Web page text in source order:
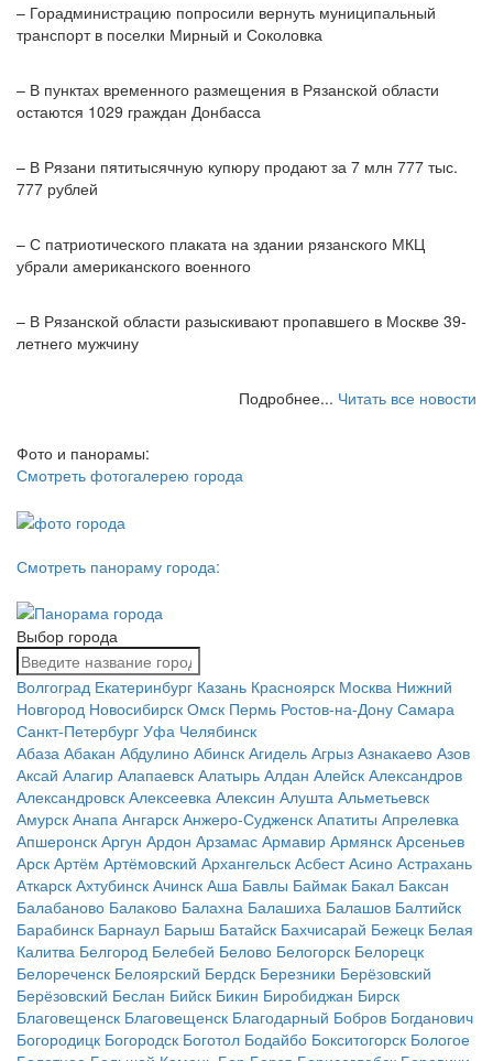
– Горадминистрацию попросили вернуть муниципальный
транспорт в поселки Мирный и Соколовка
– В пунктах временного размещения в Рязанской области
остаются 1029 граждан Донбасса
– В Рязани пятитысячную купюру продают за 7 млн 777 тыс.
777 рублей
– С патриотического плаката на здании рязанского МКЦ
убрали американского военного
– В Рязанской области разыскивают пропавшего в Москве 39-
летнего мужчину
Подробнее... Читать все новости
Фото и панорамы:
Смотреть фотогалерею города
Смотреть панораму города:
Выбор города
Волгоград Екатеринбург Казань Красноярск Москва Нижний
Новгород Новосибирск Омск Пермь Ростов-на-Дону Самара
Санкт-Петербург Уфа Челябинск
Абаза Абакан Абдулино Абинск Агидель Агрыз Азнакаево Азов
Аксай Алагир Алапаевск Алатырь Алдан Алейск Александров
Александровск Алексеевка Алексин Алушта Альметьевск
Амурск Анапа Ангарск Анжеро-Судженск Апатиты Апрелевка
Апшеронск Аргун Ардон Арзамас Армавир Армянск Арсеньев
Арск Артём Артёмовский Архангельск Асбест Асино Астрахань
Аткарск Ахтубинск Ачинск Аша Бавлы Баймак Бакал Баксан
Балабаново Балаково Балахна Балашиха Балашов Балтийск
Барабинск Барнаул Барыш Батайск Бахчисарай Бежецк Белая
Калитва Белгород Белебей Белово Белогорск Белорецк
Белореченск Белоярский Бердск Березники Берёзовский
Берёзовский Беслан Бийск Бикин Биробиджан Бирск
Благовещенск Благовещенск Благодарный Бобров Богданович
Богородицк Богородск Боготол Бодайбо Бокситогорск Бологое